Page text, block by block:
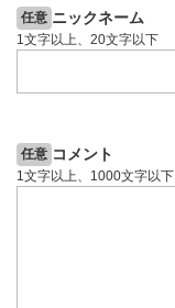
任意 ニックネーム
1文字以上、20文字以下
任意 コメント
1文字以上、1000文字以下